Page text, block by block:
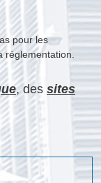
pour les
, des sites